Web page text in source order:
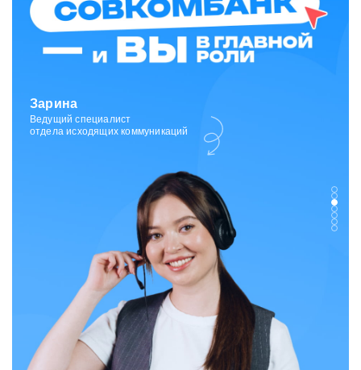
Зарина
Ведущий специалист
отдела исходящих коммуникаций